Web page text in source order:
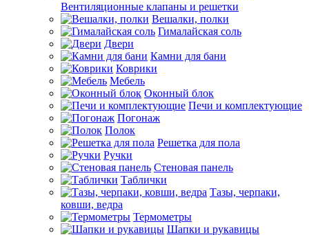
Вентиляционные клапаны и решетки
Вешалки, полки
Гималайская соль
Двери
Камни для бани
Коврики
Мебель
Оконный блок
Печи и комплектующие
Погонаж
Полок
Решетка для пола
Ручки
Стеновая панель
Таблички
Тазы, черпаки,
ковши, ведра
Термометры
Шапки и рукавицы